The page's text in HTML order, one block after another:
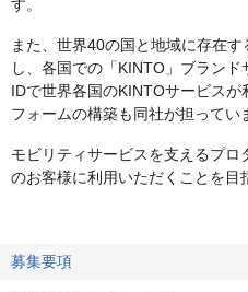
す。
また、世界40の国と地域に存在
し、各国での「KINTO」ブラン
IDで世界各国のKINTOサービス
フォームの構築も同社が担ってい
モビリティサービスを支えるプ
のお客様に利用いただくことを目
募集要項